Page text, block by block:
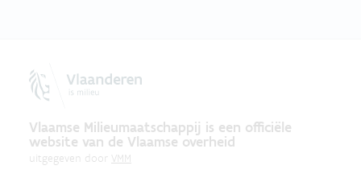
Vlaamse Milieumaatschappij is een officiële
website van de Vlaamse overheid
uitgegeven door VMM